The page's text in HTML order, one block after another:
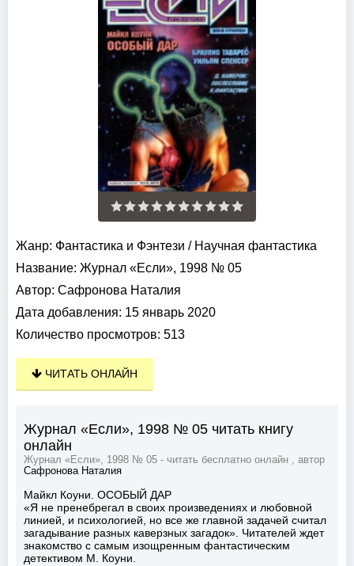
Жанр: Фантастика и Фэнтези / Научная фантастика
Название: Журнал «Если», 1998 № 05
Автор: Сафронова Наталия
Дата добавления: 15 январь 2020
Количество просмотров: 513
ЧИТАТЬ ОНЛАЙН
Журнал «Если», 1998 № 05 читать книгу
онлайн
Журнал «Если», 1998 № 05 - читать бесплатно онлайн , автор
Сафронова Наталия
Майкл Коуни. ОСОБЫЙ ДАР
«Я не пренебрегал в своих произведениях и любовной
линией, и психологией, но все же главной задачей считал
загадывание разных каверзных загадок». Читателей ждет
знакомство с самым изощренным фантастическим
детективом М. Коуни.